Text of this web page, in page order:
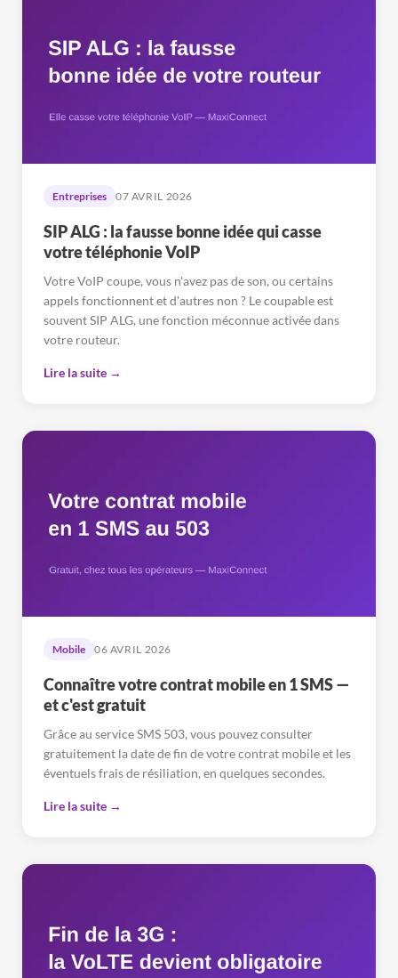
Entreprises 07 AVRIL 2026
SIP ALG : la fausse bonne idée qui casse
votre téléphonie VoIP
Votre VoIP coupe, vous n'avez pas de son, ou certains
appels fonctionnent et d'autres non ? Le coupable est
souvent SIP ALG, une fonction méconnue activée dans
votre routeur.
Lire la suite →
Mobile 06 AVRIL 2026
Connaître votre contrat mobile en 1 SMS —
et c'est gratuit
Grâce au service SMS 503, vous pouvez consulter
gratuitement la date de fin de votre contrat mobile et les
éventuels frais de résiliation, en quelques secondes.
Lire la suite →